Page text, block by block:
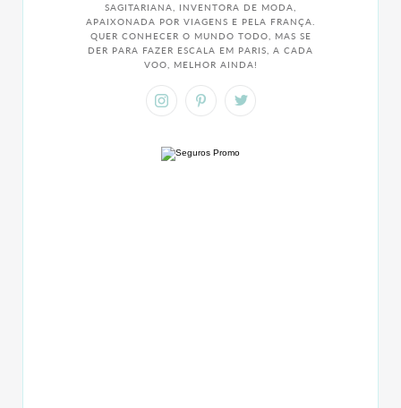
SAGITARIANA, INVENTORA DE MODA,
APAIXONADA POR VIAGENS E PELA FRANÇA.
QUER CONHECER O MUNDO TODO, MAS SE
DER PARA FAZER ESCALA EM PARIS, A CADA
VOO, MELHOR AINDA!